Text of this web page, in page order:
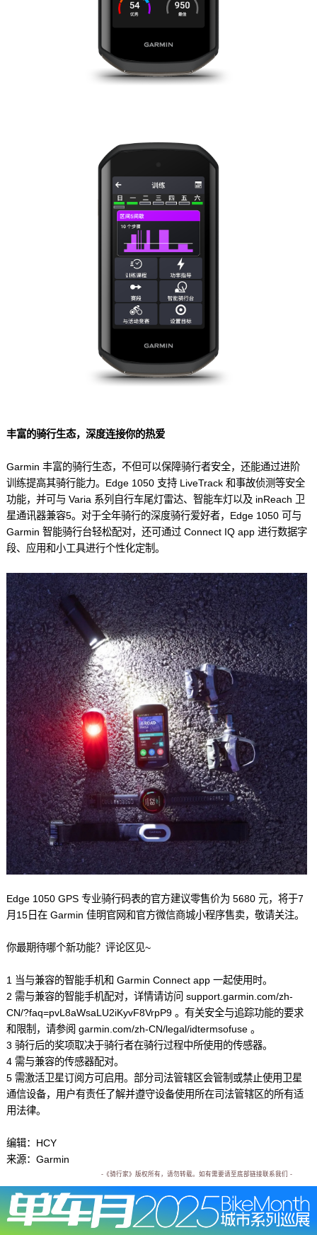
丰富的骑行生态，深度连接你的热爱
Garmin 丰富的骑行生态，不但可以保障骑行者安全，还能通过进阶
训练提高其骑行能力。Edge 1050 支持 LiveTrack 和事故侦测等安全
功能，并可与 Varia 系列自行车尾灯雷达、智能车灯以及 inReach 卫
星通讯器兼容5。对于全年骑行的深度骑行爱好者，Edge 1050 可与
Garmin 智能骑行台轻松配对，还可通过 Connect IQ app 进行数据字
段、应用和小工具进行个性化定制。
Edge 1050 GPS 专业骑行码表的官方建议零售价为 5680 元，将于7
月15日在 Garmin 佳明官网和官方微信商城小程序售卖，敬请关注。
你最期待哪个新功能？评论区见~
1 当与兼容的智能手机和 Garmin Connect app 一起使用时。
2 需与兼容的智能手机配对，详情请访问 support.garmin.com/zh-
CN/?faq=pvL8aWsaLU2iKyvF8VrpP9 。有关安全与追踪功能的要求
和限制，请参阅 garmin.com/zh-CN/legal/idtermsofuse 。
3 骑行后的奖项取决于骑行者在骑行过程中所使用的传感器。
4 需与兼容的传感器配对。
5 需激活卫星订阅方可启用。部分司法管辖区会管制或禁止使用卫星
通信设备，用户有责任了解并遵守设备使用所在司法管辖区的所有适
用法律。
编辑：HCY
来源：Garmin
-《骑行家》版权所有，请勿转载。如有需要请至底部链接联系我们 -